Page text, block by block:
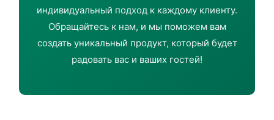
индивидуальный подход к каждому клиенту.
Обращайтесь к нам, и мы поможем вам
создать уникальный продукт, который будет
радовать вас и ваших гостей!